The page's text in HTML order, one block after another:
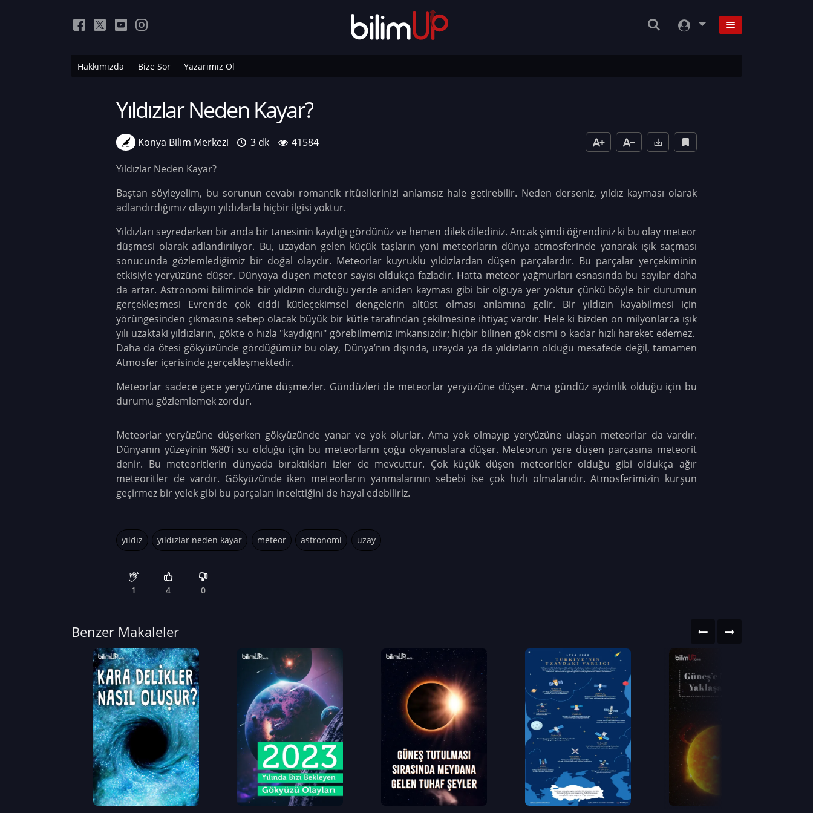
Hakkımızda Bize Sor Yazarımız Ol
Yıldızlar Neden Kayar?
Konya Bilim Merkezi 3 dk
41584
Yıldızlar Neden Kayar?
Baştan söyleyelim, bu sorunun cevabı romantik ritüellerinizi anlamsız hale getirebilir. Neden derseniz, yıldız kayması olarak
adlandırdığımız olayın yıldızlarla hiçbir ilgisi yoktur.
Yıldızları seyrederken bir anda bir tanesinin kaydığı gördünüz ve hemen dilek dilediniz. Ancak şimdi öğrendiniz ki bu olay meteor
düşmesi olarak adlandırılıyor. Bu, uzaydan gelen küçük taşların yani meteorların dünya atmosferinde yanarak ışık saçması
sonucunda gözlemlediğimiz bir doğal olaydır. Meteorlar kuyruklu yıldızlardan düşen parçalardır. Bu parçalar yerçekiminin
etkisiyle yeryüzüne düşer. Dünyaya düşen meteor sayısı oldukça fazladır. Hatta meteor yağmurları esnasında bu sayılar daha
da artar. Astronomi biliminde bir yıldızın durduğu yerde aniden kayması gibi bir olguya yer yoktur çünkü böyle bir durumun
gerçekleşmesi Evren’de çok ciddi kütleçekimsel dengelerin altüst olması anlamına gelir. Bir yıldızın kayabilmesi için
yörüngesinden çıkmasına sebep olacak büyük bir kütle tarafından çekilmesine ihtiyaç vardır. Hele ki bizden on milyonlarca ışık
yılı uzaktaki yıldızların, gökte o hızla "kaydığını" görebilmemiz imkansızdır; hiçbir bilinen gök cismi o kadar hızlı hareket edemez.
Daha da ötesi gökyüzünde gördüğümüz bu olay, Dünya’nın dışında, uzayda ya da yıldızların olduğu mesafede değil, tamamen
Atmosfer içerisinde gerçekleşmektedir.
Meteorlar sadece gece yeryüzüne düşmezler. Gündüzleri de meteorlar yeryüzüne düşer. Ama gündüz aydınlık olduğu için bu
durumu gözlemlemek zordur.
Meteorlar yeryüzüne düşerken gökyüzünde yanar ve yok olurlar. Ama yok olmayıp yeryüzüne ulaşan meteorlar da vardır.
Dünyanın yüzeyinin %80’i su olduğu için bu meteorların çoğu okyanuslara düşer. Meteorun yere düşen parçasına meteorit
denir. Bu meteoritlerin dünyada bıraktıkları izler de mevcuttur. Çok küçük düşen meteoritler olduğu gibi oldukça ağır
meteoritler de vardır. Gökyüzünde iken meteorların yanmalarının sebebi ise çok hızlı olmalarıdır. Atmosferimizin kurşun
geçirmez bir yelek gibi bu parçaları incelttiğini de hayal edebiliriz.
yıldız yıldızlar neden kayar meteor astronomi uzay
1 4 0
Benzer Makaleler